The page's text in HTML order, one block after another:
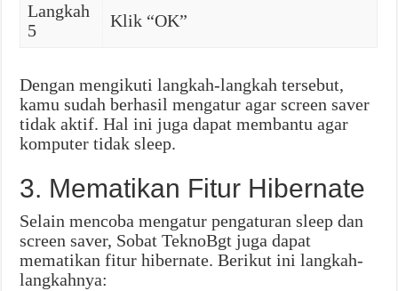
Langkah
5
Klik “OK”
Dengan mengikuti langkah-langkah tersebut,
kamu sudah berhasil mengatur agar screen saver
tidak aktif. Hal ini juga dapat membantu agar
komputer tidak sleep.
3. Mematikan Fitur Hibernate
Selain mencoba mengatur pengaturan sleep dan
screen saver, Sobat TeknoBgt juga dapat
mematikan fitur hibernate. Berikut ini langkah-
langkahnya: